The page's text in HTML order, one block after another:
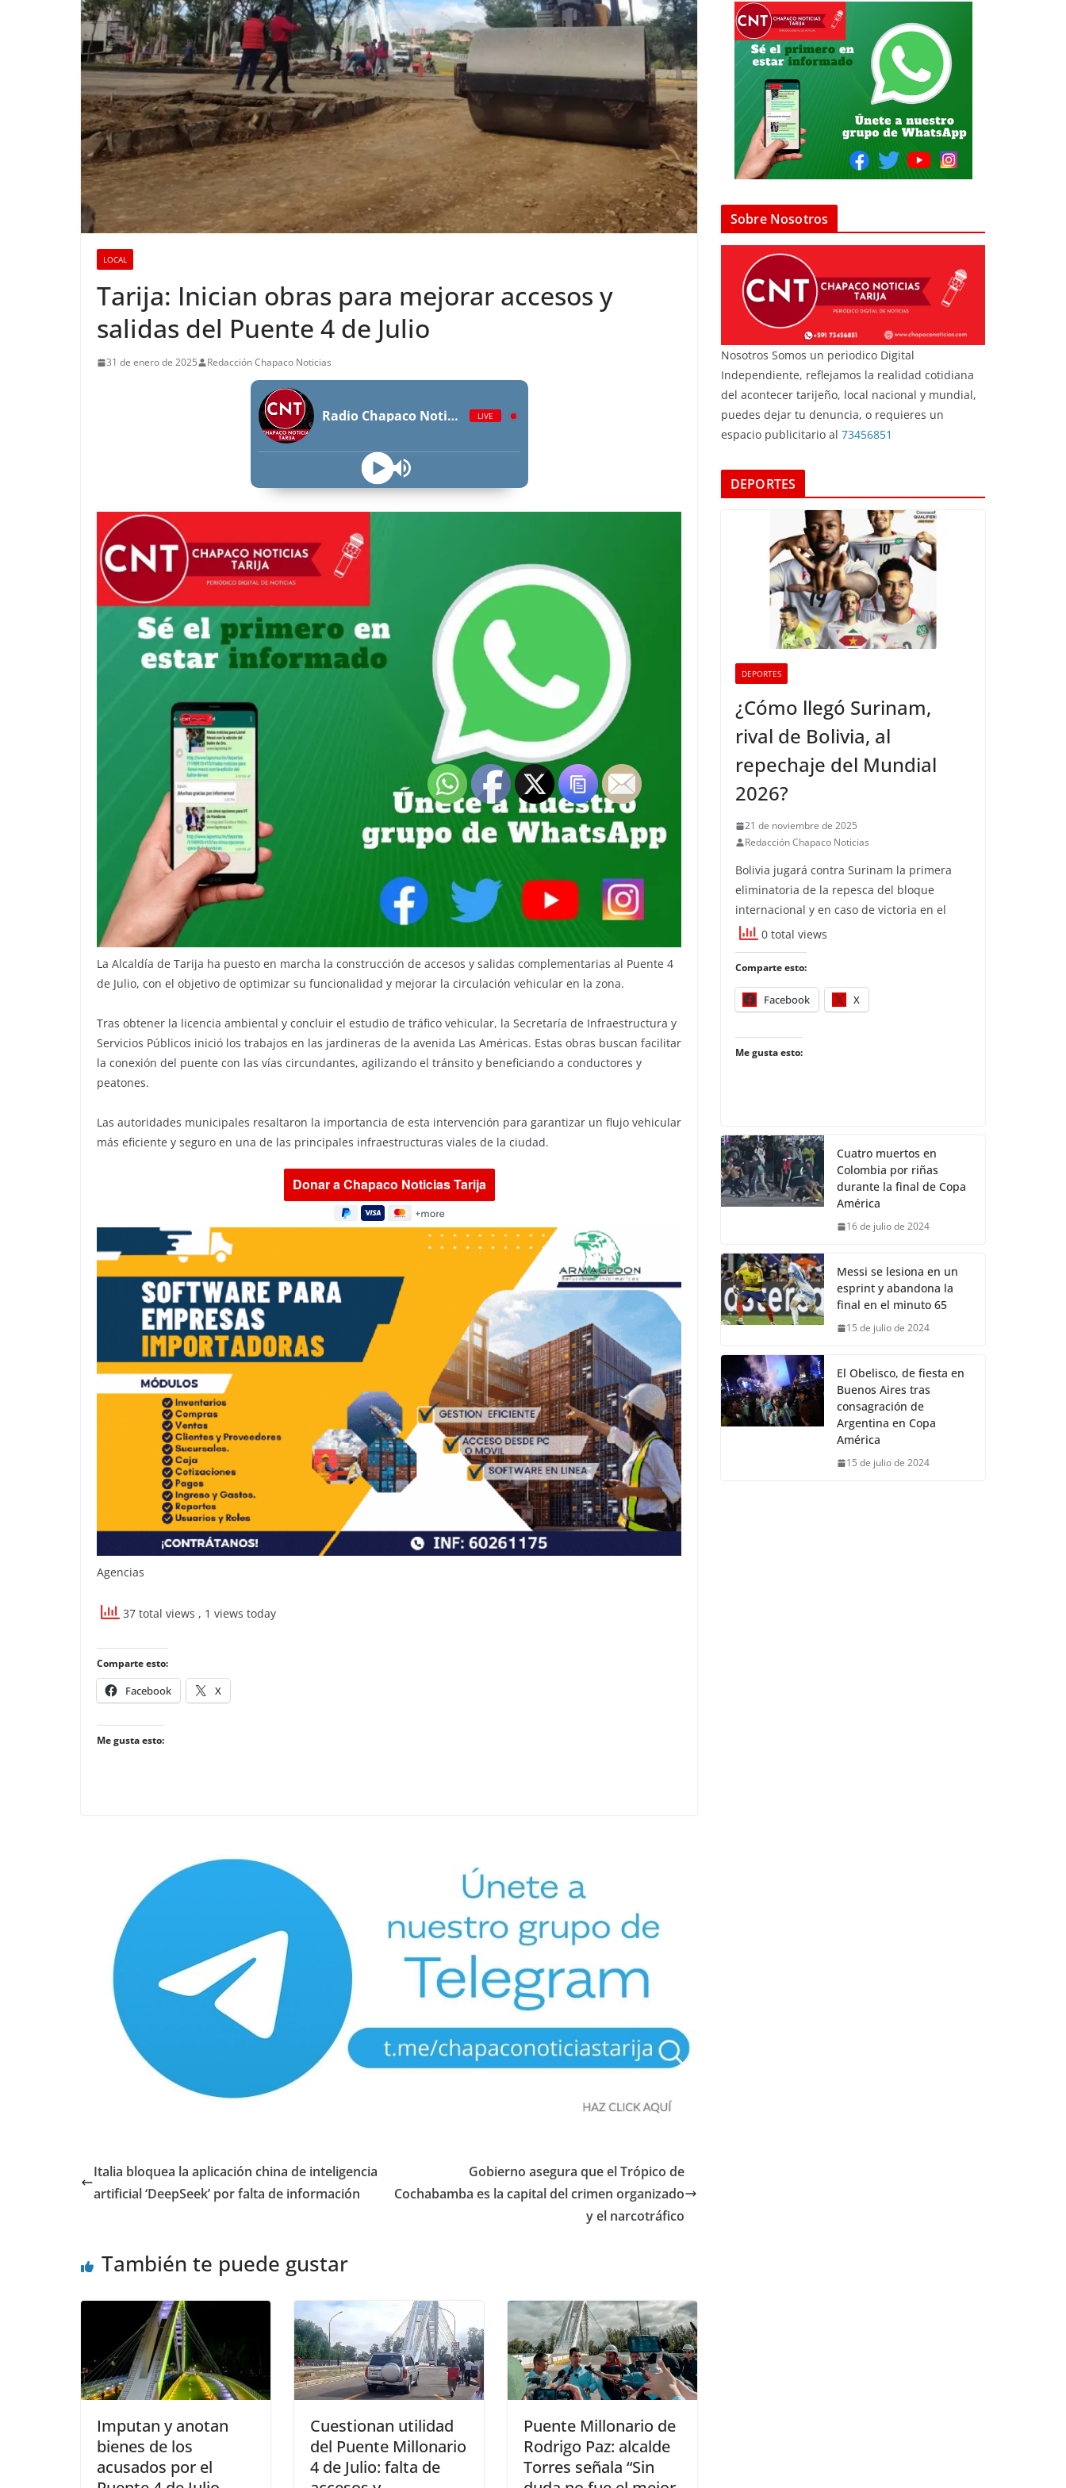
LOCAL
Tarija: Inician obras para mejorar accesos y
salidas del Puente 4 de Julio
31 de enero de 2025 Redacción Chapaco Noticias
Radio Chapaco Noticias Las 24 horas en vivo LIVE
La Alcaldía de Tarija ha puesto en marcha la construcción de accesos y salidas complementarias al Puente 4
de Julio, con el objetivo de optimizar su funcionalidad y mejorar la circulación vehicular en la zona.
Tras obtener la licencia ambiental y concluir el estudio de tráfico vehicular, la Secretaría de Infraestructura y
Servicios Públicos inició los trabajos en las jardineras de la avenida Las Américas. Estas obras buscan facilitar
la conexión del puente con las vías circundantes, agilizando el tránsito y beneficiando a conductores y
peatones.
Las autoridades municipales resaltaron la importancia de esta intervención para garantizar un flujo vehicular
más eficiente y seguro en una de las principales infraestructuras viales de la ciudad.
Agencias
37 total views , 1 views today
Comparte esto:
Facebook X
Me gusta esto:
Italia bloquea la aplicación china de inteligencia
artificial ‘DeepSeek’ por falta de información
Gobierno asegura que el Trópico de
Cochabamba es la capital del crimen organizado
y el narcotráfico
También te puede gustar
Imputan y anotan
bienes de los
acusados por el
Cuestionan utilidad
del Puente Millonario
4 de Julio: falta de
Puente Millonario de
Rodrigo Paz: alcalde
Torres señala “Sin
Sobre Nosotros
Nosotros Somos un periodico Digital
Independiente, reflejamos la realidad cotidiana
del acontecer tarijeño, local nacional y mundial,
puedes dejar tu denuncia, o requieres un
espacio publicitario al 73456851
DEPORTES
DEPORTES
¿Cómo llegó Surinam,
rival de Bolivia, al
repechaje del Mundial
2026?
21 de noviembre de 2025
Redacción Chapaco Noticias
Bolivia jugará contra Surinam la primera
eliminatoria de la repesca del bloque
internacional y en caso de victoria en el
0 total views
Comparte esto:
Facebook X
Me gusta esto:
Cuatro muertos en
Colombia por riñas
durante la final de Copa
América
16 de julio de 2024
Messi se lesiona en un
esprint y abandona la
final en el minuto 65
15 de julio de 2024
El Obelisco, de fiesta en
Buenos Aires tras
consagración de
Argentina en Copa
América
15 de julio de 2024